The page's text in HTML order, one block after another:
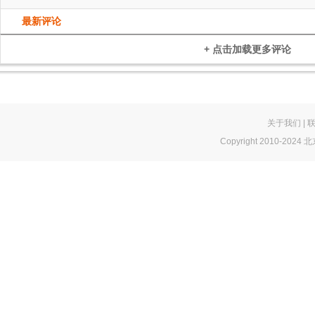
最新评论
+ 点击加载更多评论
关于我们 |
Copyright 2010-2024